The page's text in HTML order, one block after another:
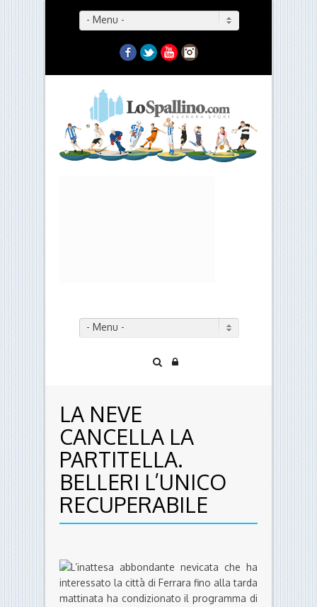
- Menu -
Facebook
TwitterYouTubeInstagram
- Menu -
LA NEVE
CANCELLA LA
PARTITELLA.
BELLERI L’UNICO
RECUPERABILE
L’inattesa abbondante nevicata che ha
interessato la città di Ferrara fino alla tarda
mattinata ha condizionato il programma di